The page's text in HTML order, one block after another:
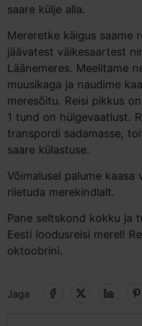
saare külje alla.
Mereretke käigus saame
jäävatest väikesaartest
Läänemeres. Meelitame
muusikaga ja naudime
meresõitu. Reisi pikkus
1 tund on hülgevaatlust.
transpordi sadamasse,
saare külastuse.
Võimalusel palume
riietuda merekindlalt.
Pane seltskond kokku ja
Eesti loodusreisi merel!
oktoobrini.
Jaga